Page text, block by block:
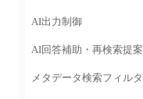
AI出力制御
AI回答補助・再検索提案
メタデータ検索フィルタ